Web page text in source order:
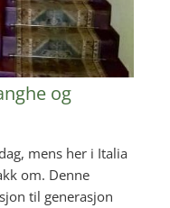
og
mens her i Italia
om. Denne
til generasjon